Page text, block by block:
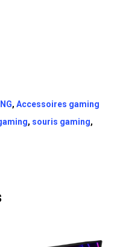
, Accessoires gaming
, souris gaming,